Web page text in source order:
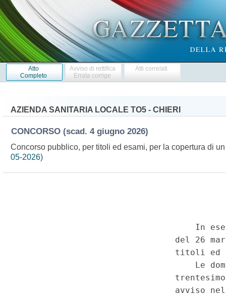
Atto
Completo
Avviso di rettifica
Errata corrige
Atti correlati
AZIENDA SANITARIA LOCALE TO5 - CHIERI
CONCORSO (scad. 4 giugno 2026)
Concorso pubblico, per titoli ed esami, per la copertura di
05-2026)